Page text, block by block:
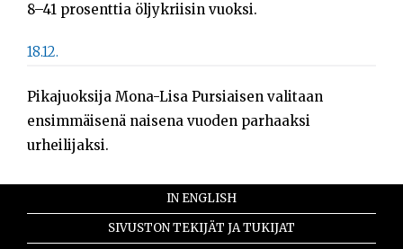
8–41 prosenttia öljykriisin vuoksi.
18.12.
Pikajuoksija Mona-Lisa Pursiaisen valitaan
ensimmäisenä naisena vuoden parhaaksi
urheilijaksi.
IN ENGLISH
SIVUSTON TEKIJÄT JA TUKIJAT